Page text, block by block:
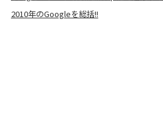
2010年のGoogleを総括!!